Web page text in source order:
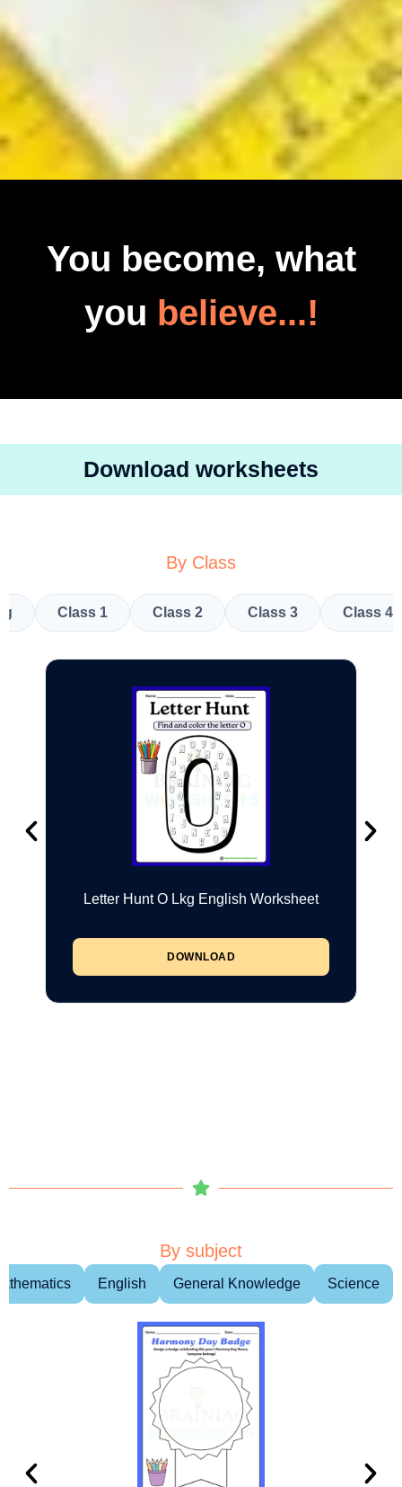
You become, what
you believe...!
Download worksheets
By Class
Class 1 Class 2 Class 3 Class 4
Letter Hunt O Lkg English Worksheet
DOWNLOAD
By subject
English General Knowledge Science